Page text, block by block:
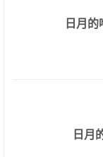
日月的
日月